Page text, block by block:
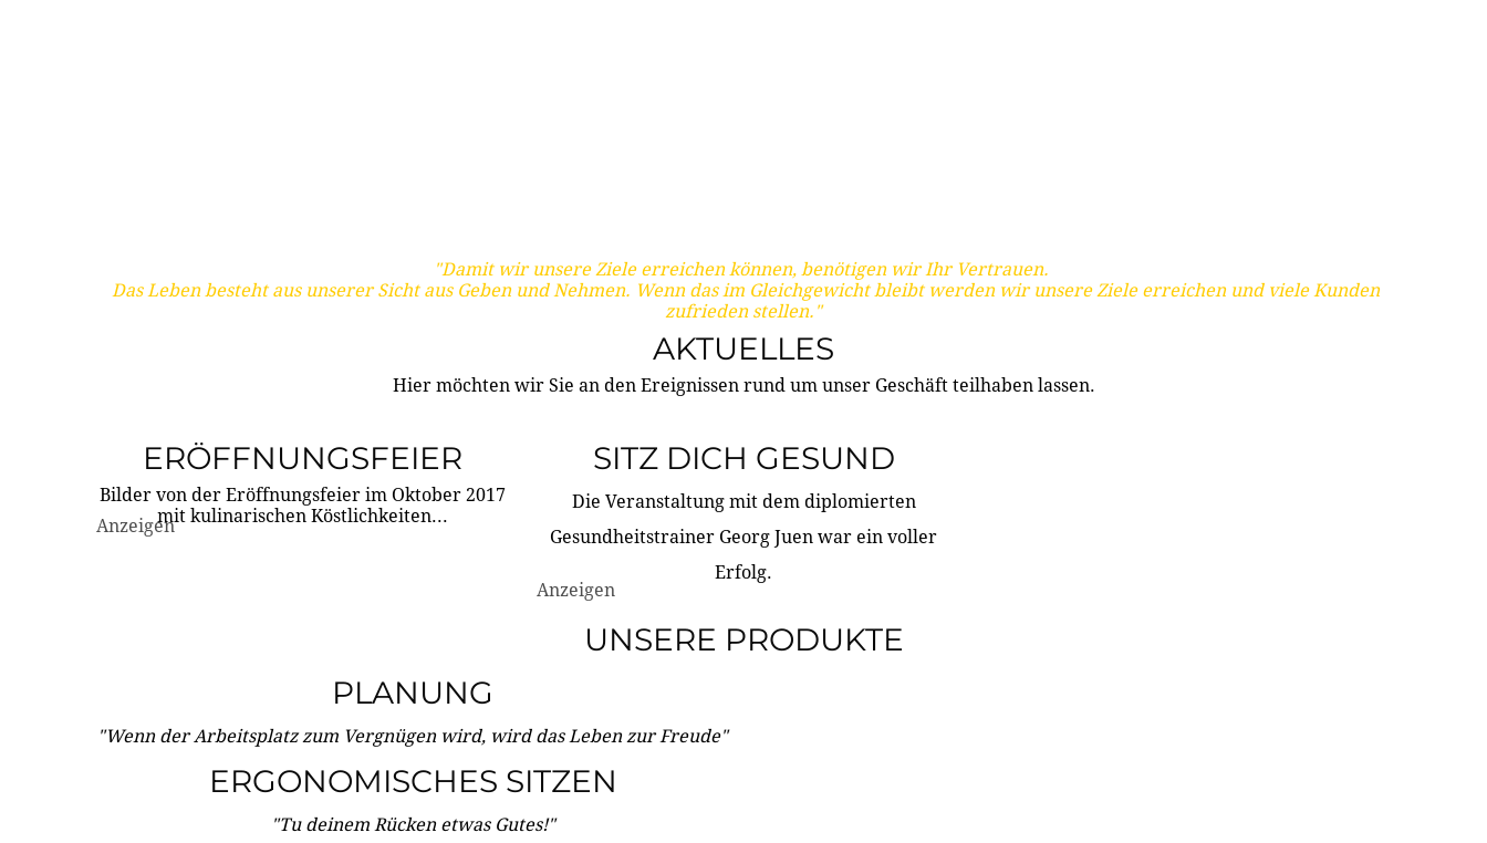
"Damit wir unsere Ziele erreichen können, benötigen wir Ihr Vertrauen.
Das Leben besteht aus unserer Sicht aus Geben und Nehmen. Wenn das im Gleichgewicht bleibt werden wir unsere Ziele erreichen und viele Kunden
zufrieden stellen."
AKTUELLES
Hier möchten wir Sie an den Ereignissen rund um unser Geschäft teilhaben lassen.
ERÖFFNUNGSFEIER
Bilder von der Eröffnungsfeier im Oktober 2017
mit kulinarischen Köstlichkeiten...
Anzeigen
SITZ DICH GESUND
Die Veranstaltung mit dem diplomierten
Gesundheitstrainer Georg Juen war ein voller
Erfolg.
Anzeigen
UNSERE PRODUKTE
PLANUNG
"Wenn der Arbeitsplatz zum Vergnügen wird, wird das Leben zur Freude"
ERGONOMISCHES SITZEN
"Tu deinem Rücken etwas Gutes!"